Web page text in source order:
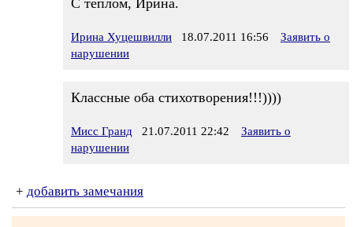
С теплом, Ирина.
Ирина Хуцешвилли 18.07.2011 16:56
Заявить о
нарушении
Классные оба стихотворения!!!))))
Мисс Гранд 21.07.2011 22:42
Заявить о
нарушении
+ добавить замечания